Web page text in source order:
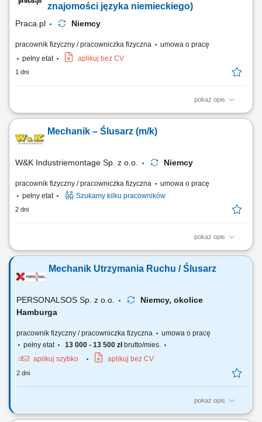
posługiwania się elektronarzędziami. Nie wymagamy doświadczenia,
znajomości języka niemieckiego)
Praca.pl Niemcy
pracownik fizyczny / pracowniczka fizyczna
umowa o pracę
pełny etat
aplikuj bez CV
1 dni
pokaż opis
Zadania Realizacja prac montażowych wewnątrz modułów
czynności wykończeniowych w elementach zabudowy. Dbałość o
precyzyjne osadzenie komponentów wyposażenia.
Mechanik – Ślusarz (m/k)
W&K Industriemontage Sp. z o.o. Niemcy
pracownik fizyczny / pracowniczka fizyczna
umowa o pracę
pełny etat
Szukamy kilku pracowników
2 dni
pokaż opis
Miejsce pracy: wszystkie kraje europejskie (system rotacyjny) Twoje
specjalistycznych/przemysłowych na podstawie rysunku technicznego,
montaż budowanych konstrukcji maszyn i urządzeń, serwis
Mechanik Utrzymania Ruchu / Ślusarz
PERSONALSOS Sp. z o.o.
Niemcy, okolice
Hamburga
pracownik fizyczny / pracowniczka fizyczna
umowa o pracę
pełny etat
13 000 - 13 500 złbrutto/mies.
aplikuj szybko
aplikuj bez CV
2 dni
pokaż opis
Zakres obowiązków: montaż i demontaż rurociągów oraz instalacji